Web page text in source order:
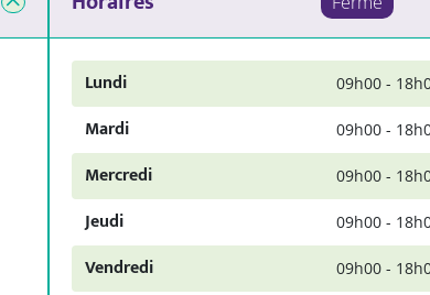
Lundi 09h00 -
Mardi 09h00 -
Mercredi 09h00 -
Jeudi 09h00 -
Vendredi 09h00 -